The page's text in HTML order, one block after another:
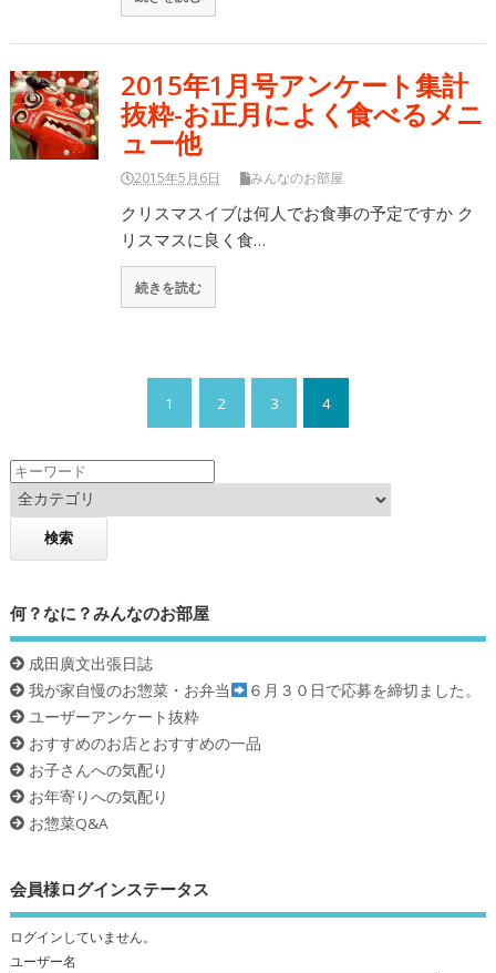
2015年1月号アンケート集計
抜粋-お正月によく食べるメニ
ュー他
2015年5月6日 みんなのお部屋
クリスマスイブは何人でお食事の予定ですか ク
リスマスに良く食…
続きを読む
1 2 3 4
何？なに？みんなのお部屋
成田廣文出張日誌
我が家自慢のお惣菜・お弁当
６月３０日で応募を締切ました。
ユーザーアンケート抜粋
おすすめのお店とおすすめの一品
お子さんへの気配り
お年寄りへの気配り
お惣菜Q&A
会員様ログインステータス
ログインしていません。
ユーザー名